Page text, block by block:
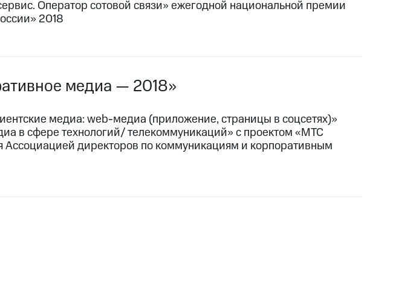
Оператор сотовой связи» ежегодной национальной премии
2018
медиа — 2018»
медиа:web-медиа (приложение, страницы в соцсетях)»
в сфере технологий/ телекоммуникаций» с проектом «МТС
директоров по коммуникациям и корпоративным